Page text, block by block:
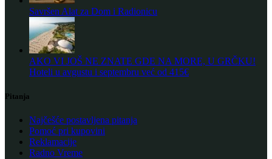
Savršen Alat za Dom i Radionicu
AKO VI JOŠ NE ZNATE GDE NA MORE, U GRČKU!
Hoteli u avgustu i septembru već od 415€
Pitanja
Najčešće postavljena pitanja
Pomoć pri kupovini
Reklamacije
Radno Vreme